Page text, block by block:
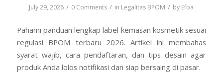
July 29, 2026 / 0 Comments / in Legalitas BPOM / by Efba
Pahami panduan lengkap label kemasan kosmetik sesuai
regulasi BPOM terbaru 2026. Artikel ini membahas
syarat wajib, cara pendaftaran, dan tips desain agar
produk Anda lolos notifikasi dan siap bersaing di pasar.